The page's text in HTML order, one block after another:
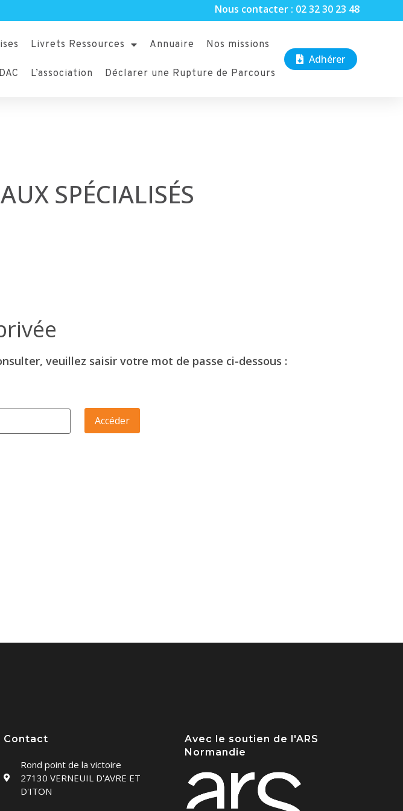
Nous contacter : 02 32 30 23 48
Livrets Ressources Annuaire Nos missions
L’association Déclarer une Rupture de Parcours
Adhérer
SPÉCIALISÉS
veuillez saisir votre mot de passe ci-dessous :
Contact
Rond point de la victoire
27130 VERNEUIL D'AVRE ET
D'ITON
Avec le soutien de l'ARS
Normandie